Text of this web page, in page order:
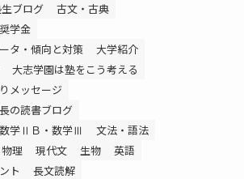
ブログ
古文・古典
学金
タ・傾向と対策
大学紹介
大志学園は塾をこう考える
メッセージ
の読書ブログ
学ⅡＢ・数学Ⅲ
文法・語法
物理 現代文 生物
英語
ト
長文読解